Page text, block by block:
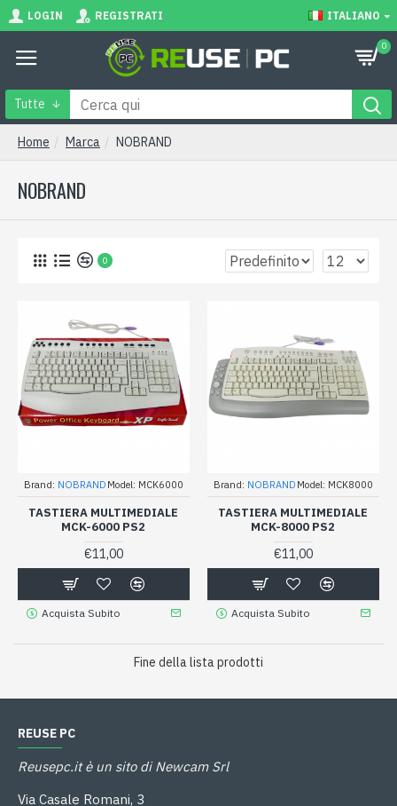
LOGIN REGISTRATI ITALIANO
0
Tutte
Home Marca NOBRAND
NOBRAND
0
Brand: NOBRAND Model: MCK6000
TASTIERA MULTIMEDIALE
MCK-6000 PS2
€11,00
Acquista Subito
Brand: NOBRAND Model: MCK8000
TASTIERA MULTIMEDIALE
MCK-8000 PS2
€11,00
Acquista Subito
Fine della lista prodotti
REUSE PC
Reusepc.it è un sito di Newcam Srl
Via Casale Romani, 3